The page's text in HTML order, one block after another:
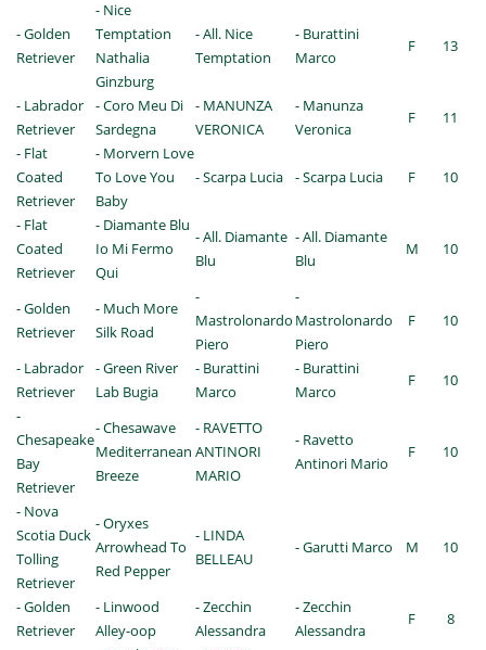
- Golden
Retriever
- Nice
Temptation
Nathalia
Ginzburg
- All. Nice
Temptation
- Burattini
Marco
F 13
- Labrador
Retriever
- Coro Meu Di
Sardegna
- MANUNZA
VERONICA
- Manunza
Veronica
F
11
- Flat
Coated
Retriever
- Morvern Love
To Love You
Baby
- Scarpa Lucia - Scarpa Lucia F 10
- Flat
Coated
Retriever
- Diamante Blu
Io Mi Fermo
Qui
- All. Diamante
Blu
- All. Diamante
Blu
M 10
- Golden
Retriever
- Much More
Silk Road
-
Mastrolonardo
Piero
-
Mastrolonardo
Piero
F 10
- Labrador
Retriever
- Green River
Lab Bugia
- Burattini
Marco
- Burattini
Marco
F
10
-
Chesapeake
Bay
Retriever
- Chesawave
Mediterranean
Breeze
- RAVETTO
ANTINORI
MARIO
- Ravetto
Antinori Mario
F 10
- Nova
Scotia Duck
Tolling
Retriever
- Oryxes
Arrowhead To
Red Pepper
- LINDA
BELLEAU
- Garutti Marco M 10
- Golden
Retriever
- Linwood
Alley-oop
- Zecchin
Alessandra
- Zecchin
Alessandra
F 8